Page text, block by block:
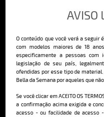
AVISO
O conteúdo que você verá a seguir
com modelos maiores de 18
especificamente a pessoas com
legislação de seu país,
ofendidas por esse tipo de
Bella da Semana por aqueles que
Se você clicar em ACEITO OS
a confirmação acima exigida e
acesso - ou facilidade de acesso
O Bella da Semana é a maior e
do Brasil, com ensaios
qualidade, além de conteúdo
comportamento,
Cadastre-se
deliciosa